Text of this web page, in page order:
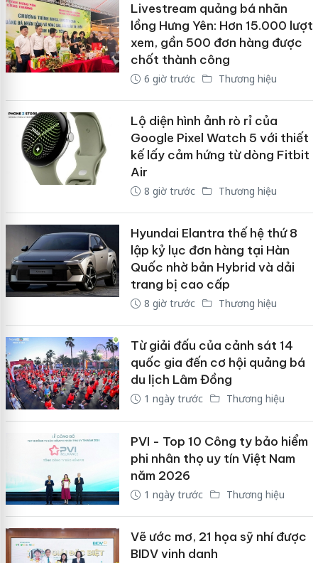
Livestream quảng bá nhãn
lồng Hưng Yên: Hơn 15.000 lượt
xem, gần 500 đơn hàng được
chốt thành công
6 giờ trước Thương hiệu
Lộ diện hình ảnh rò rỉ của
Google Pixel Watch 5 với thiết
kế lấy cảm hứng từ dòng Fitbit
Air
8 giờ trước Thương hiệu
Hyundai Elantra thế hệ thứ 8
lập kỷ lục đơn hàng tại Hàn
Quốc nhờ bản Hybrid và dải
trang bị cao cấp
8 giờ trước Thương hiệu
Từ giải đấu của cảnh sát 14
quốc gia đến cơ hội quảng bá
du lịch Lâm Đồng
1 ngày trước Thương hiệu
PVI - Top 10 Công ty bảo hiểm
phi nhân thọ uy tín Việt Nam
năm 2026
1 ngày trước Thương hiệu
Vẽ ước mơ, 21 họa sỹ nhí được
BIDV vinh danh